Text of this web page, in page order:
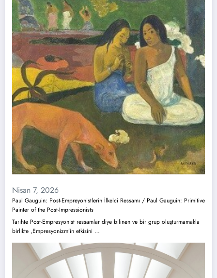
Nisan 7, 2026
Paul Gauguin: Post-Empreyonistlerin İlkelci Ressamı / Paul Gauguin: Primitive
Painter of the Post-Impressionists
Tarihte Post-Empresyonist ressamlar diye bilinen ve bir grup oluşturmamakla
birlikte ,Empresyonizm’in etkisini …